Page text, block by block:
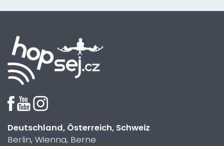
Deutschland, Österreich, Schweiz
Berlin, Wienna, Berne